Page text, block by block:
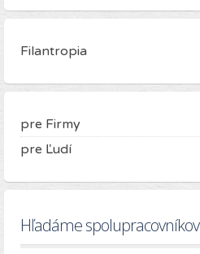
Filantropia
pre Firmy
pre Ľudí
Hľadáme spolupracovníkov